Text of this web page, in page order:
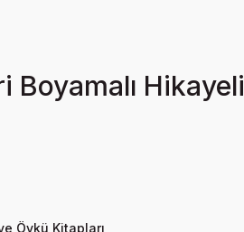
Boyamalı Hikayeli
Öykü Kitapları